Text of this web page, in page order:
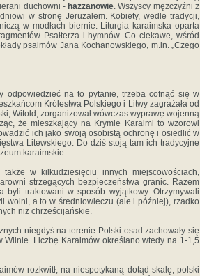
duchowni - hazzanowie. Wszyscy mężczyźni z
w stronę Jeruzalem. Kobiety, wedle tradycji,
w modłach biernie. Liturgia karaimska oparta
Psałterza i hymnów. Co ciekawe, wśród
psalmów Jana Kochanowskiego, m.in. „Czego
odpowiedzieć na to pytanie, trzeba cofnąć się w
Królestwa Polskiego i Litwy zagrażała od
Witold, zorganizował wówczas wyprawę wojenną
że mieszkający na Krymie Karaimi to wzorowi
ich jako swoją osobistą ochronę i osiedlić w
Litewskiego. Do dziś stoją tam ich tradycyjne
karaimskie..
w kilkudziesięciu innych miejscowościach,
strzegących bezpieczeństwa granic. Razem
byli traktowani w sposób wyjątkowy. Otrzymywali
wolni, a to w średniowieczu (ale i później), rzadko
niż chrześcijańskie.
niegdyś na terenie Polski osad zachowały się
Liczbę Karaimów określano wtedy na 1-1,5
rozkwitł, na niespotykaną dotąd skalę, polski